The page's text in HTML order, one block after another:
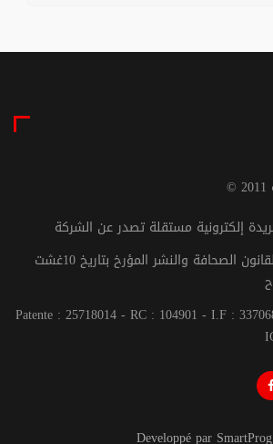
الإيداع القانوني طبقا لقانون الصحافة والنشر المؤرخ بتاريخ 10غشت
Patente : 25718014 - RC : 104901 - I.F :
Developpé par SmartProg